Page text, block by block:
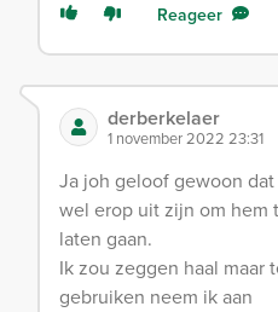
Reageer
derberkelaer
1 november 2022 23:31
Ja joh geloof gewoon
wel erop uit zijn om hem
laten gaan.
Ik zou zeggen haal maar
gebruiken neem ik aan